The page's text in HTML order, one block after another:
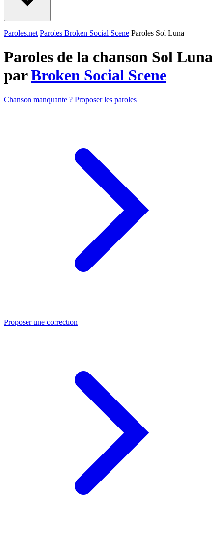
Paroles.net Paroles Broken Social Scene Paroles Sol Luna
Paroles de la chanson Sol Luna
parBroken Social Scene
Chanson manquante ? Proposer les paroles
Proposer une correction